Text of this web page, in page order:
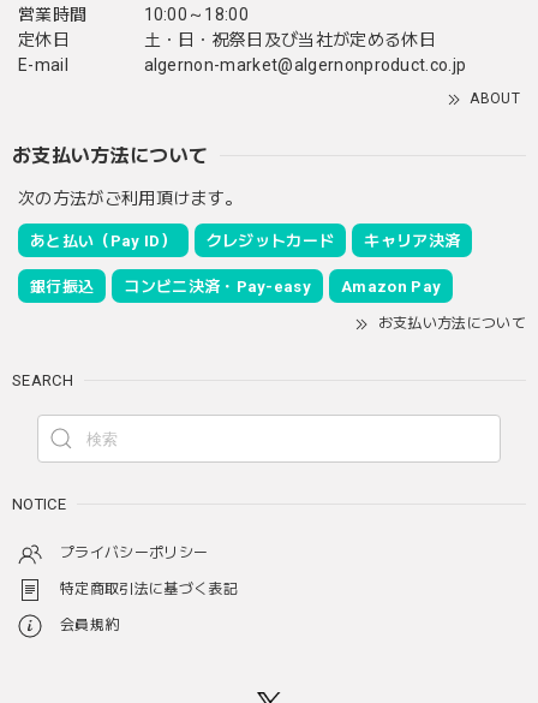
営業時間
10:00～18:00
定休日
土・日・祝祭日及び当社が定める休日
E-mail
algernon-market@algernonproduct.co.jp
ABOUT
お支払い方法について
次の方法がご利用頂けます。
あと払い（Pay ID） クレジットカード キャリア決済
銀行振込 コンビニ決済・Pay-easy Amazon Pay
お支払い方法について
SEARCH
NOTICE
プライバシーポリシー
特定商取引法に基づく表記
会員規約